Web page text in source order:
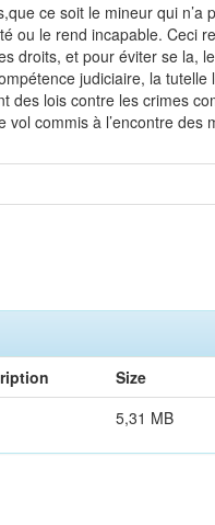
ce soit le mineur qui n’a
ou le rend incapable. Ceci
droits, et pour éviter se la,
judiciaire, la
lois contre les crimes
commis à l’encontre
Size
5,31 MB